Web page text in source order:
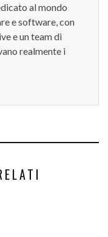
al mondo
e software, con
e un team di
realmente i